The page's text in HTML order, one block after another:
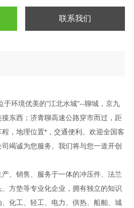
联系我们
环境优美的"江北水城"--聊城，京九
东西；济青聊高速公路穿市而过，距
，地理位置*，交通便利。欢迎全国客
竭诚为您服务。我们将与您一道开创
销售、服务于一体的冲压件、法兰
方垫等专业化企业，拥有独立的知识
化工、轻工、电力、供热、船舶、城